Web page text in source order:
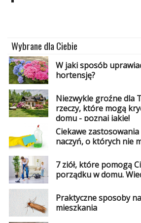
Dodaj
artykuł
Wybrane dla Ciebie
W jaki sposób
hortensję?
Niezwykle groźne dla
rzeczy, które mogą
domu - poznaj jakie!
Ciekawe zastosowania
naczyń, o których nie
7 ziół, które pomogą
porządku w domu.
Praktyczne sposoby
mieszkania